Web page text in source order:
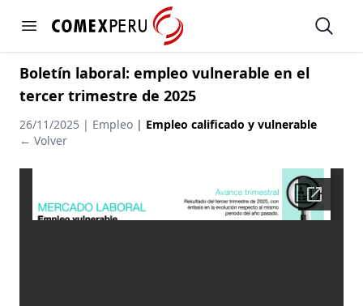
Open menu
https://www.comexperu.org.pe Open
Boletín laboral: empleo vulnerable en el
tercer trimestre de 2025
26/11/2025 | Empleo | Empleo calificado y vulnerable
← Volver